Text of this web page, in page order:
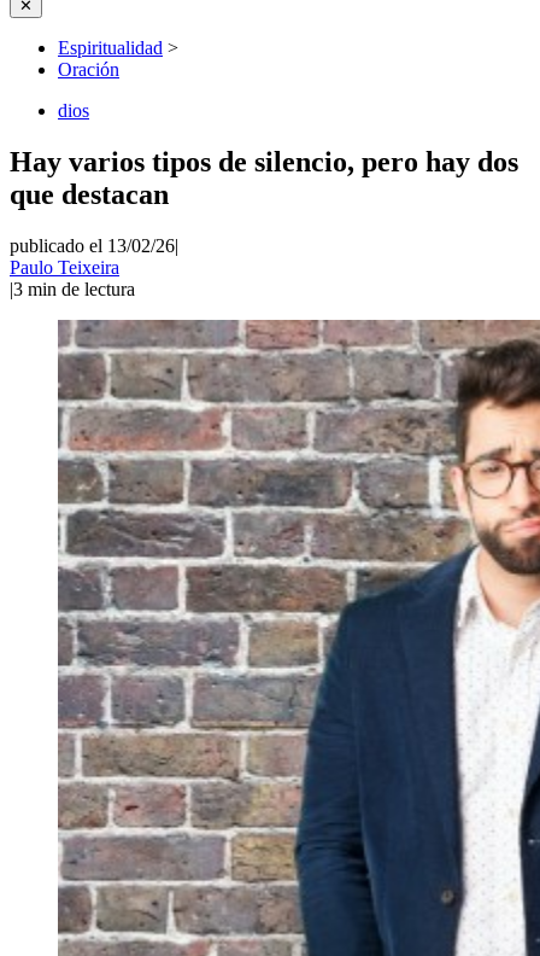
✕
Espiritualidad >
Oración
dios
Hay varios tipos de silencio, pero hay dos
que destacan
publicado el 13/02/26|
Paulo Teixeira
|3 min de lectura